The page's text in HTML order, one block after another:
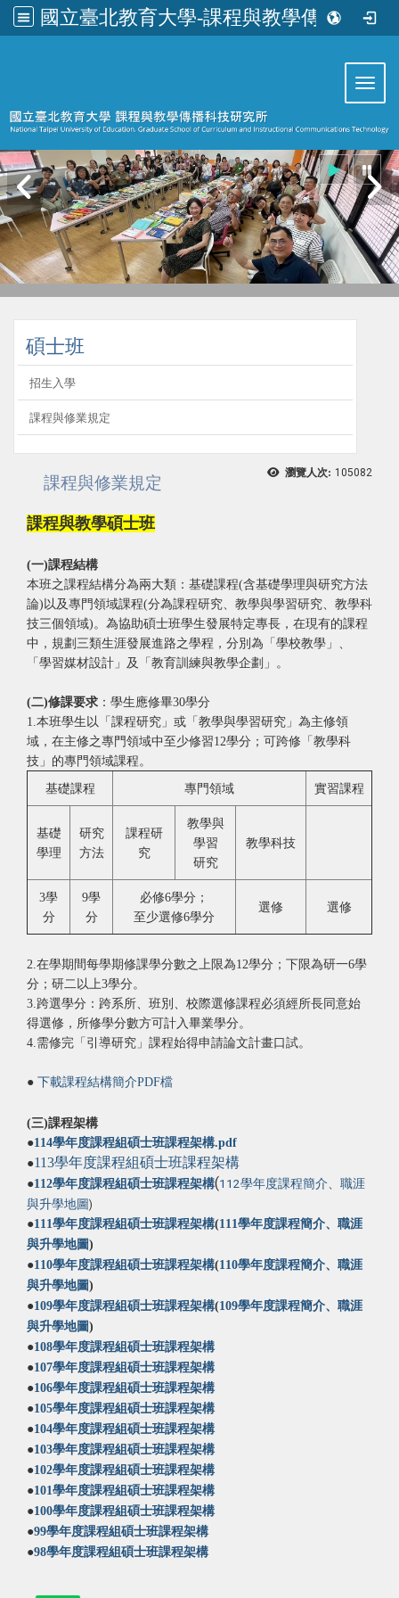
國立臺北教育大學-課程與教學傳播科技研究所
碩士班
招生入學
課程與修業規定
瀏覽人次: 105082
課程與修業規定
課程與教學碩士班
(一)課程結構
本班之課程結構分為兩大類：基礎課程(含基礎學理與研究方法
論)以及專門領域課程(分為課程研究、教學與學習研究、教學科
技三個領域)。為協助碩士班學生發展特定專長，在現有的課程
中，規劃三類生涯發展進路之學程，分別為「學校教學」、
「學習媒材設計」及「教育訓練與教學企劃」。
(二)修課要求 ：學生應修畢30學分
1.本班學生以「課程研究」或「教學與學習研究」為主修領
域，在主修之專門領域中至少修習12學分；可跨修「教學科
技」的專門領域課程。
基礎課程 專門領域 實習課程
基礎
學理
研究
方法
課程研
究
教學與
學習
研究
教學科技
3學
分
9學
分
必修6學分；
至少選修6學分
選修 選修
2.在學期間每學期修課學分數之上限為12學分；下限為研一6學
分；研二以上3學分。
3.跨選學分：跨系所、班別、校際選修課程必須經所長同意始
得選修，所修學分數方可計入畢業學分。
4.需修完「引導研究」課程始得申請論文計畫口試。
● 下載課程結構簡介PDF檔
(三)課程架構
●114學年度課程組碩士班課程架構.pdf
●113學年度課程組碩士班課程架構
●112學年度課程組碩士班課程架構(112學年度課程簡介、職涯
與升學地圖)
●111學年度課程組碩士班課程架構(111學年度課程簡介、職涯
與升學地圖)
●110學年度課程組碩士班課程架構(110學年度課程簡介、職涯
與升學地圖)
●109學年度課程組碩士班課程架構(109學年度課程簡介、職涯
與升學地圖)
●108學年度課程組碩士班課程架構
●107學年度課程組碩士班課程架構
●106學年度課程組碩士班課程架構
●105學年度課程組碩士班課程架構
●104學年度課程組碩士班課程架構
●103學年度課程組碩士班課程架構
●102學年度課程組碩士班課程架構
●101學年度課程組碩士班課程架構
●100學年度課程組碩士班課程架構
●99學年度課程組碩士班課程架構
●98學年度課程組碩士班課程架構